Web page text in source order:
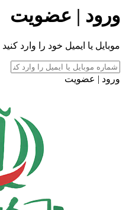
ورود | عضویت
موبایل یا ایمیل خود را وارد کنید
ورود | عضویت